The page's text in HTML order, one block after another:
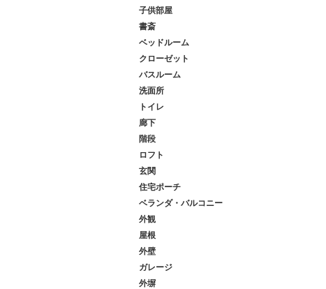
子供部屋
書斎
ベッドルーム
クローゼット
バスルーム
洗面所
トイレ
廊下
階段
ロフト
玄関
住宅ポーチ
ベランダ・バルコニー
外観
屋根
外壁
ガレージ
外塀